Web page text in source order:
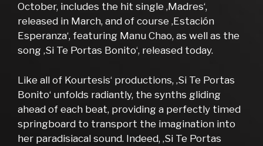
October, includes the hit single ‚Madres‘,
released in March, and of course ‚Estación
Esperanza‘, featuring Manu Chao, as well as the
song ‚Si Te Portas Bonito‘, released today.
Like all of Kourtesis‘ productions, ‚Si Te Portas
Bonito‘ unfolds radiantly, the synths gliding
ahead of each beat, providing a perfectly timed
springboard to transport the imagination into
her paradisiacal sound. Indeed, ‚Si Te Portas